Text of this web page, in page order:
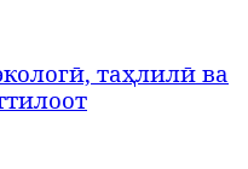
таҳлилӣ ва